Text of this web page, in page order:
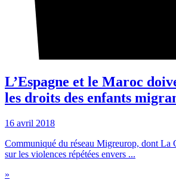
L’Espagne et le Maroc
les droits des enfants
16 avril 2018
Communiqué du réseau Migreurop, dont La
sur les violences répétées envers ...
»